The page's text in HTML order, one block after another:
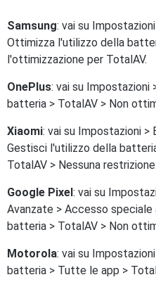
Samsung: vai su
Ottimizza l'utilizzo della
l'ottimizzazione per TotalAV.
OnePlus: vai su Impostazioni
batteria > TotalAV > Non
Xiaomi: vai su Impostazioni
Gestisci l'utilizzo della
TotalAV > Nessuna restrizione.
Google Pixel: vai su
Avanzate > Accesso
batteria > TotalAV > Non
Motorola: vai su
batteria > Tutte le app >